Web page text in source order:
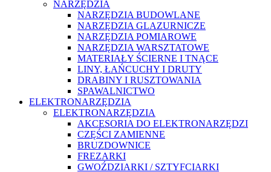
NARZĘDZIA
NARZĘDZIA BUDOWLANE
NARZĘDZIA GLAZURNICZE
NARZĘDZIA POMIAROWE
NARZĘDZIA WARSZTATOWE
MATERIAŁY ŚCIERNE I TNĄCE
LINY, ŁAŃCUCHY I DRUTY
DRABINY I RUSZTOWANIA
SPAWALNICTWO
ELEKTRONARZĘDZIA
ELEKTRONARZĘDZIA
AKCESORIA DO ELEKTRONARZĘDZI
CZĘŚCI ZAMIENNE
BRUZDOWNICE
FREZARKI
GWOŹDZIARKI / SZTYFCIARKI